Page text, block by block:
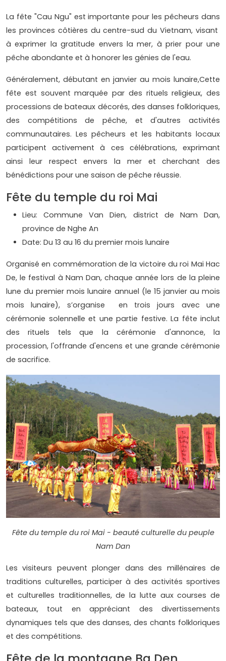
La fête "Cau Ngu" est importante pour les pêcheurs dans
les provinces côtières du centre-sud du Vietnam, visant
à exprimer la gratitude envers la mer, à prier pour une
pêche abondante et à honorer les génies de l'eau.
Généralement, débutant en janvier au mois lunaire,Cette
fête est souvent marquée par des rituels religieux, des
processions de bateaux décorés, des danses folkloriques,
des compétitions de pêche, et d'autres activités
communautaires. Les pêcheurs et les habitants locaux
participent activement à ces célébrations, exprimant
ainsi leur respect envers la mer et cherchant des
bénédictions pour une saison de pêche réussie.
Fête du temple du roi Mai
Lieu: Commune Van Dien, district de Nam Dan,
province de Nghe An
Date: Du 13 au 16 du premier mois lunaire
Organisé en commémoration de la victoire du roi Mai Hac
De, le festival à Nam Dan, chaque année lors de la pleine
lune du premier mois lunaire annuel (le 15 janvier au mois
mois lunaire), s’organise en trois jours avec une
cérémonie solennelle et une partie festive. La fête inclut
des rituels tels que la cérémonie d'annonce, la
procession, l'offrande d'encens et une grande cérémonie
de sacrifice.
Fête du temple du roi Mai - beauté culturelle du peuple
Nam Dan
Les visiteurs peuvent plonger dans des millénaires de
traditions culturelles, participer à des activités sportives
et culturelles traditionnelles, de la lutte aux courses de
bateaux, tout en appréciant des divertissements
dynamiques tels que des danses, des chants folkloriques
et des compétitions.